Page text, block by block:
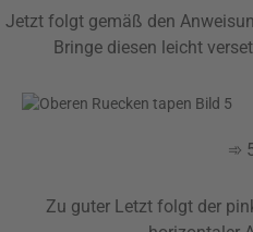
Jetzt folgt gemäß den
Bringe diesen leicht
➾
Zu guter Letzt folgt der